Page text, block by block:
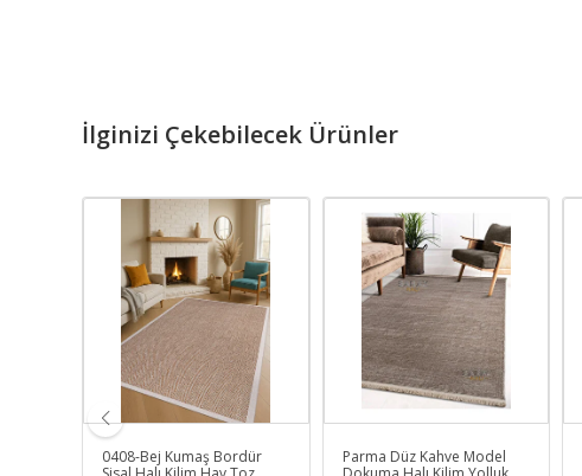
İlginizi Çekebilecek Ürünler
0408-Bej Kumaş Bordür
Parma Düz Kahve Model